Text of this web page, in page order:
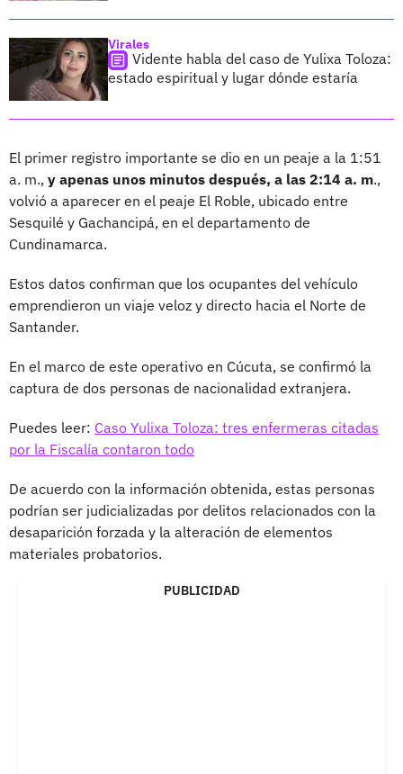
Virales
Vidente habla del caso de Yulixa Toloza:
estado espiritual y lugar dónde estaría
El primer registro importante se dio en un peaje a la 1:51
a. m., y apenas unos minutos después, a las 2:14 a. m.,
volvió a aparecer en el peaje El Roble, ubicado entre
Sesquilé y Gachancipá, en el departamento de
Cundinamarca.
Estos datos confirman que los ocupantes del vehículo
emprendieron un viaje veloz y directo hacia el Norte de
Santander.
En el marco de este operativo en Cúcuta, se confirmó la
captura de dos personas de nacionalidad extranjera.
Puedes leer: Caso Yulixa Toloza: tres enfermeras citadas
por la Fiscalía contaron todo
De acuerdo con la información obtenida, estas personas
podrían ser judicializadas por delitos relacionados con la
desaparición forzada y la alteración de elementos
materiales probatorios.
PUBLICIDAD